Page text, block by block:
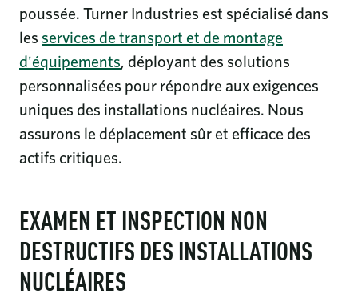
poussée. Turner Industries est spécialisé dans
les services de transport et de montage
d'équipements, déployant des solutions
personnalisées pour répondre aux exigences
uniques des installations nucléaires. Nous
assurons le déplacement sûr et efficace des
actifs critiques.
EXAMEN ET INSPECTION NON
DESTRUCTIFS DES INSTALLATIONS
NUCLÉAIRES